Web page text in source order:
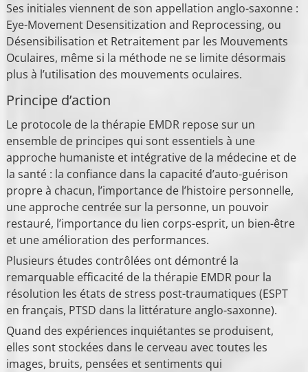
Ses initiales viennent de son appellation anglo-saxonne :
Eye-Movement Desensitization and Reprocessing, ou
Désensibilisation et Retraitement par les Mouvements
Oculaires, même si la méthode ne se limite désormais
plus à l’utilisation des mouvements oculaires.
Principe d’action
Le protocole de la thérapie EMDR repose sur un
ensemble de principes qui sont essentiels à une
approche humaniste et intégrative de la médecine et de
la santé : la confiance dans la capacité d’auto-guérison
propre à chacun, l’importance de l’histoire personnelle,
une approche centrée sur la personne, un pouvoir
restauré, l’importance du lien corps-esprit, un bien-être
et une amélioration des performances.
Plusieurs études contrôlées ont démontré la
remarquable efficacité de la thérapie EMDR pour la
résolution les états de stress post-traumatiques (ESPT
en français, PTSD dans la littérature anglo-saxonne).
Quand des expériences inquiétantes se produisent,
elles sont stockées dans le cerveau avec toutes les
images, bruits, pensées et sentiments qui